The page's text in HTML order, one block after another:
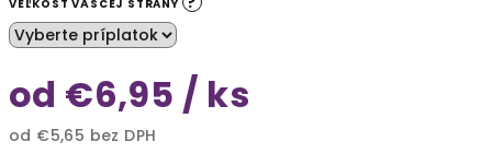
VEĽKOSŤ VÄŠČEJ STRANY
od €6,95 / ks
od €5,65 bez DPH